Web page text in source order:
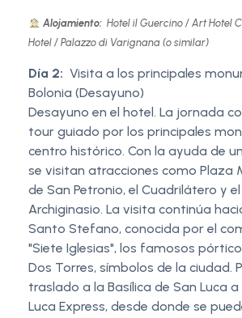
Alojamiento: Hotel il Guercino / Art Hotel
Hotel / Palazzo di Varignana (o similar)
Día 2: Visita a los principales
Bolonia (Desayuno)
Desayuno en el hotel. La jornada
tour guiado por los principales
centro histórico. Con la ayuda de
se visitan atracciones como Plaza
de San Petronio, el Cuadrilátero y
Archiginasio. La visita continúa
Santo Stefano, conocida por el
"Siete Iglesias", los famosos
Dos Torres, símbolos de la ciudad.
traslado a la Basílica de San Luca
Luca Express, desde donde se